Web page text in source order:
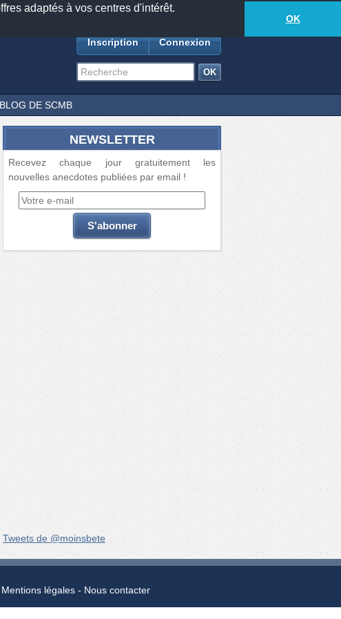
adaptés à vos centres d'intérêt.
OK
TwitterFeeds18881anecdotes-381lecteurs connectés
Inscription Connexion
BLOG DE SCMB
NEWSLETTER
Recevez chaque jour gratuitement les
nouvelles anecdotes publiées par email !
Tweets de @moinsbete
Mentions légales Nous contacter